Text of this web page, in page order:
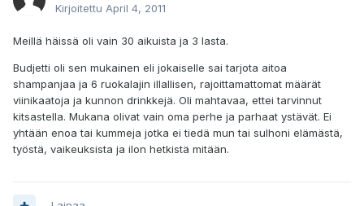
Kirjoitettu April 4, 2011
Meillä häissä oli vain 30 aikuista ja 3 lasta.
Budjetti oli sen mukainen eli jokaiselle sai tarjota aitoa
shampanjaa ja 6 ruokalajin illallisen, rajoittamattomat määrät
viinikaatoja ja kunnon drinkkejä. Oli mahtavaa, ettei tarvinnut
kitsastella. Mukana olivat vain oma perhe ja parhaat ystävät. Ei
yhtään enoa tai kummeja jotka ei tiedä mun tai sulhoni elämästä,
työstä, vaikeuksista ja ilon hetkistä mitään.